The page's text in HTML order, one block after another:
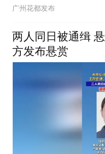
广州花都发布
两人同日被通缉
方发布悬赏